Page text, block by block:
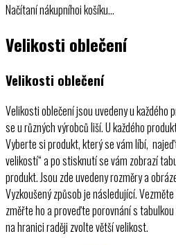
Načítaní nákupníhoi košíku…
Velikosti oblečení
Velikosti oblečení
Velikosti oblečení jsou uvedeny u
se u různých výrobců liší. U každého
Vyberte si produkt, který se vám líbí,
velikostí“ a po stisknutí se vám zobrazí
produkt. Jsou zde uvedeny rozměry a
Vyzkoušený způsob je následující.
změřte ho a proveďte porovnání s
na hranici raději zvolte větší velikost.